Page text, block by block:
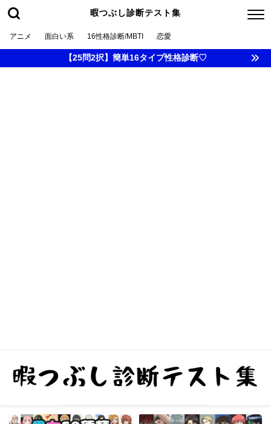
暇つぶし診断テスト集
アニメ 面白い系 16性格診断/MBTI 恋愛
【25問2択】簡単16タイプ性格診断♡
エロ度診断！